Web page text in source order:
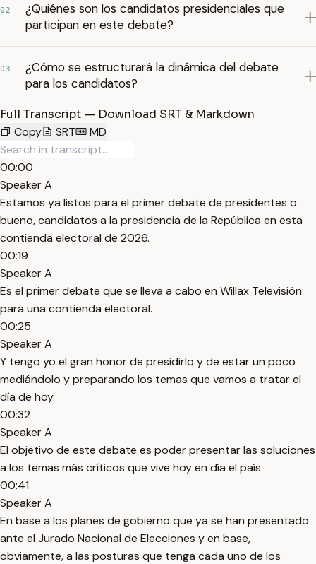
02
¿Quiénes son los candidatos presidenciales que
participan en este debate?
03
¿Cómo se estructurará la dinámica del debate
para los candidatos?
Full Transcript — Download SRT & Markdown
Copy
SRT MD
00:00
Speaker A
Estamos ya listos para el primer debate de presidentes o
bueno, candidatos a la presidencia de la República en esta
contienda electoral de 2026.
00:19
Speaker A
Es el primer debate que se lleva a cabo en Willax Televisión
para una contienda electoral.
00:25
Speaker A
Y tengo yo el gran honor de presidirlo y de estar un poco
mediándolo y preparando los temas que vamos a tratar el
día de hoy.
00:32
Speaker A
El objetivo de este debate es poder presentar las soluciones
a los temas más críticos que vive hoy en día el país.
00:41
Speaker A
En base a los planes de gobierno que ya se han presentado
ante el Jurado Nacional de Elecciones y en base,
obviamente, a las posturas que tenga cada uno de los